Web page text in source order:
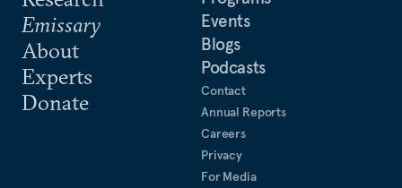
Emissary
About
Experts
Donate
Events
Blogs
Podcasts
Contact
Annual Reports
Careers
Privacy
For Media